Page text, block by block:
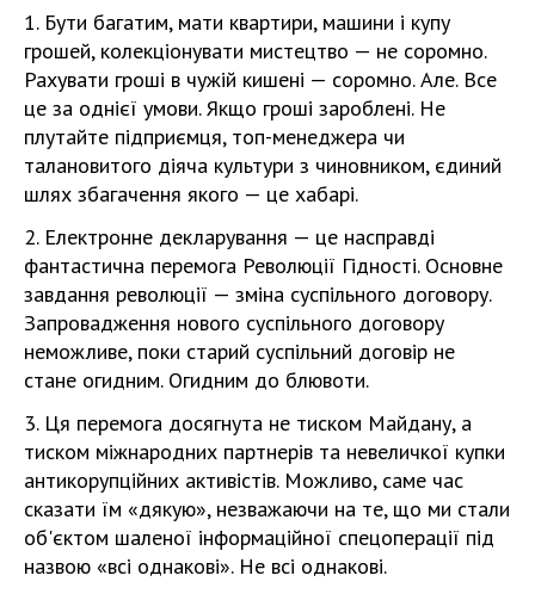
1. Бути багатим, мати квартири, машини і купу
грошей, колекціонувати мистецтво — не соромно.
Рахувати гроші в чужій кишені — соромно. Але. Все
це за однієї умови. Якщо гроші зароблені. Не
плутайте підприємця, топ-менеджера чи
талановитого діяча культури з чиновником, єдиний
шлях збагачення якого — це хабарі.
2. Електронне декларування — це насправді
фантастична перемога Революції Гідності. Основне
завдання революції — зміна суспільного договору.
Запровадження нового суспільного договору
неможливе, поки старий суспільний договір не
стане огидним. Огидним до блювоти.
3. Ця перемога досягнута не тиском Майдану, а
тиском міжнародних партнерів та невеличкої купки
антикорупційних активістів. Можливо, саме час
сказати їм «дякую», незважаючи на те, що ми стали
об'єктом шаленої інформаційної спецоперації під
назвою «всі однакові». Не всі однакові.